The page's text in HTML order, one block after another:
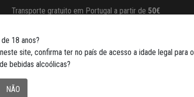
Transporte gratuito em Portugal a partir de 50€
18 anos?
site, confirma ter no país de acesso a idade legal para o
bebidas alcoólicas?
NÃO